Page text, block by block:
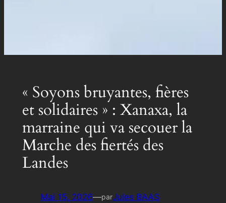
« Soyons bruyantes, fières
et solidaires » : Xanaxa, la
marraine qui va secouer la
Marche des fiertés des
Landes
Mai 15, 2026—parJules BAAS